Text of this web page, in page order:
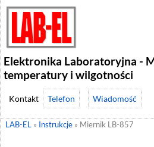
Elektronika Laboratoryjna -
temperatury i wilgotności
Telefon Wiadomość
LAB-EL » Instrukcje » Miernik LB-857